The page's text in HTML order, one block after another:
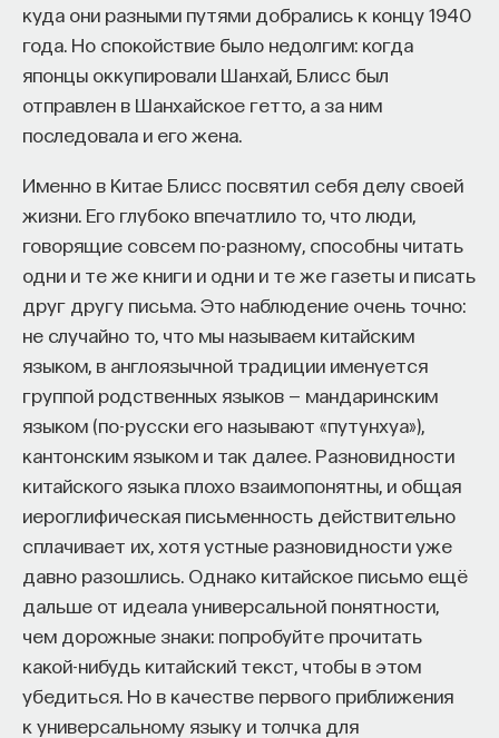
куда они разными путями добрались к концу 1940
года. Но спокойствие было недолгим: когда
японцы оккупировали Шанхай, Блисс был
отправлен в Шанхайское гетто, а за ним
последовала и его жена.
Именно в Китае Блисс посвятил себя делу своей
жизни. Его глубоко впечатлило то, что люди,
говорящие совсем по-разному, способны читать
одни и те же книги и одни и те же газеты и писать
друг другу письма. Это наблюдение очень точно:
не случайно то, что мы называем китайским
языком, в англоязычной традиции именуется
группой родственных языков — мандаринским
языком (по-русски его называют «путунхуа»),
кантонским языком и так далее. Разновидности
китайского языка плохо взаимопонятны, и общая
иероглифическая письменность действительно
сплачивает их, хотя устные разновидности уже
давно разошлись. Однако китайское письмо ещё
дальше от идеала универсальной понятности,
чем дорожные знаки: попробуйте прочитать
какой-нибудь китайский текст, чтобы в этом
убедиться. Но в качестве первого приближения
к универсальному языку и толчка для